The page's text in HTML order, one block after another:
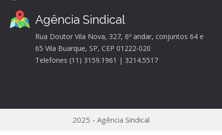
Agência Sindical
Rua Doutor Vila Nova, 327, 6º andar, conjuntos 64 e
65 Vila Buarque, SP, CEP 01222-020
Telefones (11) 3159.1961 | 3214.5517
2025 - Agência Sindical